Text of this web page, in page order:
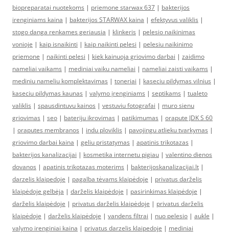
biopreparatai nuotekoms | priemone starwax 637 | bakterijos
irenginiams kaina | bakterijos STARWAX kaina | efektyvus valiklis |
stogo danga renkames geriausia | klinkeris | pelesio naikinimas
vonioje | kaip isnaikinti | kaip naikinti pelesi | pelesiu naikinimo
priemone | naikinti pelesi | kiek kainuoja griovimo darbai | zaidimo
nameliai vaikams | mediniai vaiku nameliai | nameliai zaisti vaikams |
mediniu nameliu komplektavimas | toneriai | kaseciu pildymas vilnius |
kaseciu pildymas kaunas | valymo įrenginiams | septikams | tualeto
valiklis | spausdintuvu kainos | vestuviu fotografai | muro sienu
griovimas | seo | bateriju ikrovimas | patikimumas | orapute JDK S 60
| oraputes membranos | indu ploviklis | pavojingu atlieku tvarkymas |
griovimo darbai kaina | geliu pristatymas | apatinis trikotazas |
bakterijos kanalizacijai | kosmetika internetu pigiau | valentino dienos
dovanos | apatinis trikotazas moterims | bakterijoskanalizacijai.lt |
darzelis klaipedoje | pagalba tėvams klaipėdoje | privatus darželis
klaipėdoje gelbėja | darželis klaipėdoje | pasirinkimas klaipėdoje |
darželis klaipėdoje | privatus darželis klaipėdoje | privatus darželis
klaipėdoje | darželis klaipėdoje | vandens filtrai | nuo pelesio | aukle |
valymo irenginiai kaina | privatus darzelis klaipedoje | mediniai